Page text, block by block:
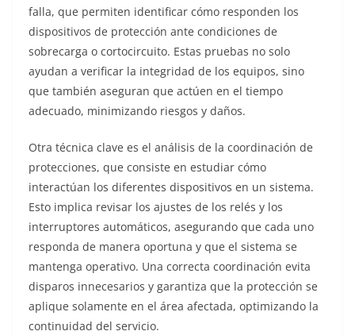
falla, que permiten identificar cómo responden los
dispositivos de protección ante condiciones de
sobrecarga o cortocircuito. Estas pruebas no solo
ayudan a verificar la integridad de los equipos, sino
que también aseguran que actúen en el tiempo
adecuado, minimizando riesgos y daños.
Otra técnica clave es el análisis de la coordinación de
protecciones, que consiste en estudiar cómo
interactúan los diferentes dispositivos en un sistema.
Esto implica revisar los ajustes de los relés y los
interruptores automáticos, asegurando que cada uno
responda de manera oportuna y que el sistema se
mantenga operativo. Una correcta coordinación evita
disparos innecesarios y garantiza que la protección se
aplique solamente en el área afectada, optimizando la
continuidad del servicio.